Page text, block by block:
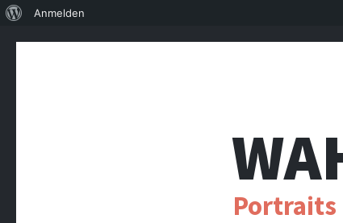
Über
Anmelden